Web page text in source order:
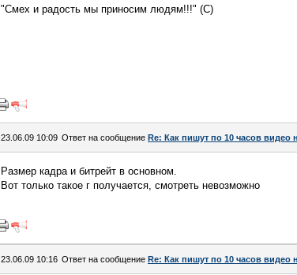
"Смех и радость мы приносим людям!!!" (С)
23.06.09 10:09 Ответ на сообщение Re: Как пишут по 10 часов видео
Размер кадра и битрейт в основном.
Вот только такое г получается, смотреть невозможно
23.06.09 10:16 Ответ на сообщение Re: Как пишут по 10 часов видео